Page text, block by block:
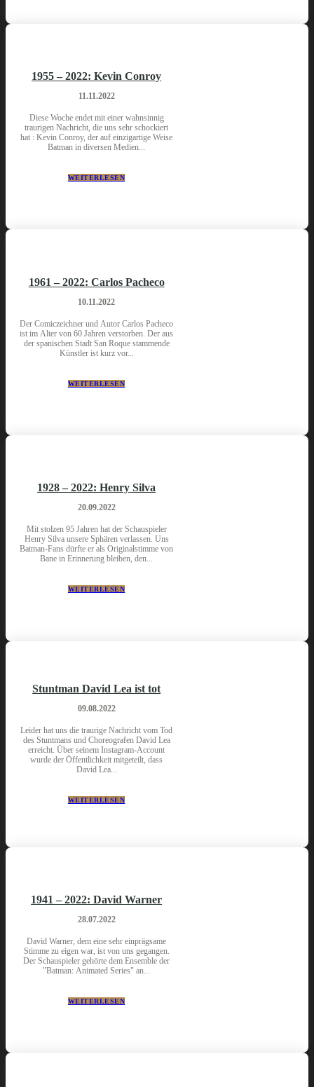
1955 – 2022: Kevin Conroy
11.11.2022
Diese Woche endet mit einer wahnsinnig
traurigen Nachricht, die uns sehr schockiert
hat : Kevin Conroy, der auf einzigartige Weise
Batman in diversen Medien...
WEITERLESEN
1961 – 2022: Carlos Pacheco
10.11.2022
Der Comiczeichner und Autor Carlos Pacheco
ist im Alter von 60 Jahren verstorben. Der aus
der spanischen Stadt San Roque stammende
Künstler ist kurz vor...
WEITERLESEN
1928 – 2022: Henry Silva
20.09.2022
Mit stolzen 95 Jahren hat der Schauspieler
Henry Silva unsere Sphären verlassen. Uns
Batman-Fans dürfte er als Originalstimme von
Bane in Erinnerung bleiben, den...
WEITERLESEN
Stuntman David Lea ist tot
09.08.2022
Leider hat uns die traurige Nachricht vom Tod
des Stuntmans und Choreografen David Lea
erreicht. Über seinem Instagram-Account
wurde der Öffentlichkeit mitgeteilt, dass
David Lea...
WEITERLESEN
1941 – 2022: David Warner
28.07.2022
David Warner, dem eine sehr einprägsame
Stimme zu eigen war, ist von uns gegangen.
Der Schauspieler gehörte dem Ensemble der
"Batman: Animated Series" an...
WEITERLESEN